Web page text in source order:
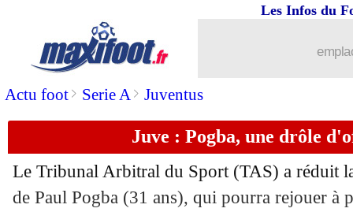
Actu foot> Serie A> Juventus
Les Infos du
Juve : Pogba, une drôle
Le Tribunal Arbitral du Sport (TAS) a réduit
de Paul Pogba (31 ans), qui pourra rejouer à
Uruguay : Suarez, Bielsa botte en
12/10 Le Havre: Ayew justifie son retour
12/10 Divers: CR7, Cassano raconte un
12/10 Inter: prolongation imminente pour